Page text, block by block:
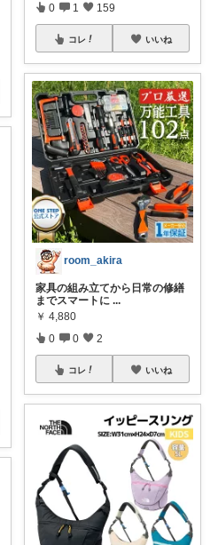
0 1 159
コレ いいね
room_akira
家具の組み立てから日常の修繕
までスマートに ...
￥ 4,880
0 0 2
コレ いいね